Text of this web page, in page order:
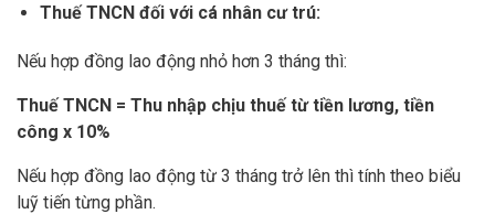
Thuế TNCN đối với cá nhân cư trú:
Nếu hợp đồng lao động nhỏ hơn 3 tháng thì:
Thuế TNCN = Thu nhập chịu thuế từ tiền lương, tiền
công x 10%
Nếu hợp đồng lao động từ 3 tháng trở lên thì tính theo biểu
luỹ tiến từng phần.